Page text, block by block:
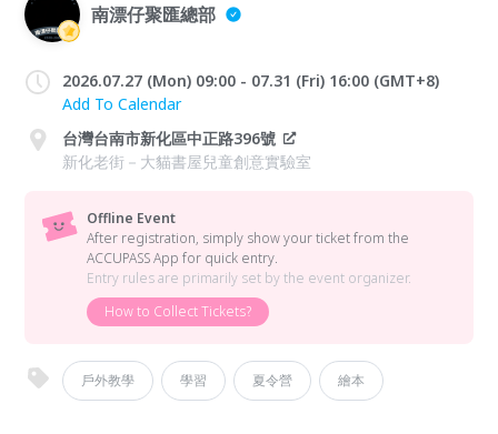
南漂仔聚匯總部
2026.07.27 (Mon) 09:00 - 07.31 (Fri) 16:00 (GMT+8)
Add To Calendar
台灣台南市新化區中正路396號
新化老街－大貓書屋兒童創意實驗室
Offline Event
After registration, simply show your ticket from the
ACCUPASS App for quick entry.
Entry rules are primarily set by the event organizer.
How to Collect Tickets?
戶外教學 學習 夏令營 繪本